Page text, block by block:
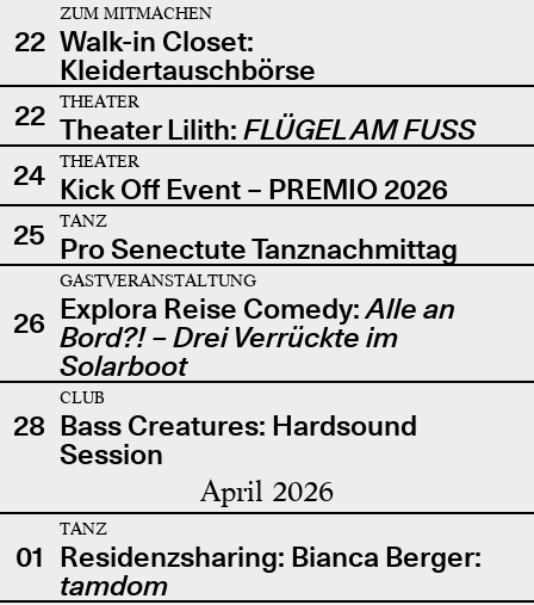
22
ZUM MITMACHEN
Walk-in Closet:
Kleidertauschbörse
22
THEATER
Theater Lilith: FLÜGEL AM FUSS
24
THEATER
Kick Off Event – PREMIO 2026
25
TANZ
Pro Senectute Tanznachmittag
26
GASTVERANSTALTUNG
Explora Reise Comedy:Alle an
Bord?! – Drei Verrückte im
Solarboot
28
CLUB
Bass Creatures: Hardsound
Session
April 2026
01
TANZ
Residenzsharing: Bianca Berger:
tamdom